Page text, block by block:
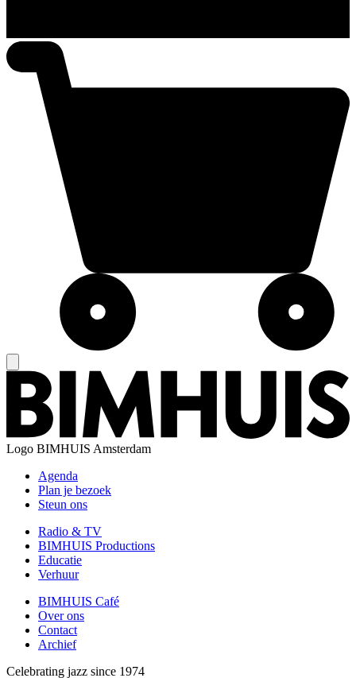
Logo BIMHUIS Amsterdam
Agenda
Plan je bezoek
Steun ons
Radio & TV
BIMHUIS Productions
Educatie
Verhuur
BIMHUIS Café
Over ons
Contact
Archief
Celebrating jazz since 1974